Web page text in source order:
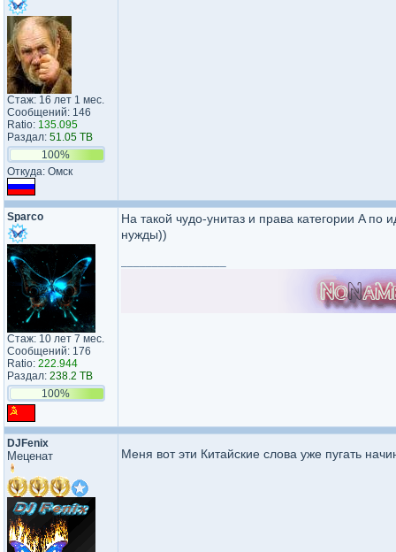
Стаж: 16 лет 1 мес.
Сообщений: 146
Ratio: 135.095
Раздал: 51.05 TB
100%
Откуда: Омск
Sparco
Стаж: 10 лет 7 мес.
Сообщений: 176
Ratio: 222.944
Раздал: 238.2 TB
100%
На такой чудо-унитаз и права категории A по
нужды))
DJFenix
Меценат Меня вот эти Китайские слова уже пугать